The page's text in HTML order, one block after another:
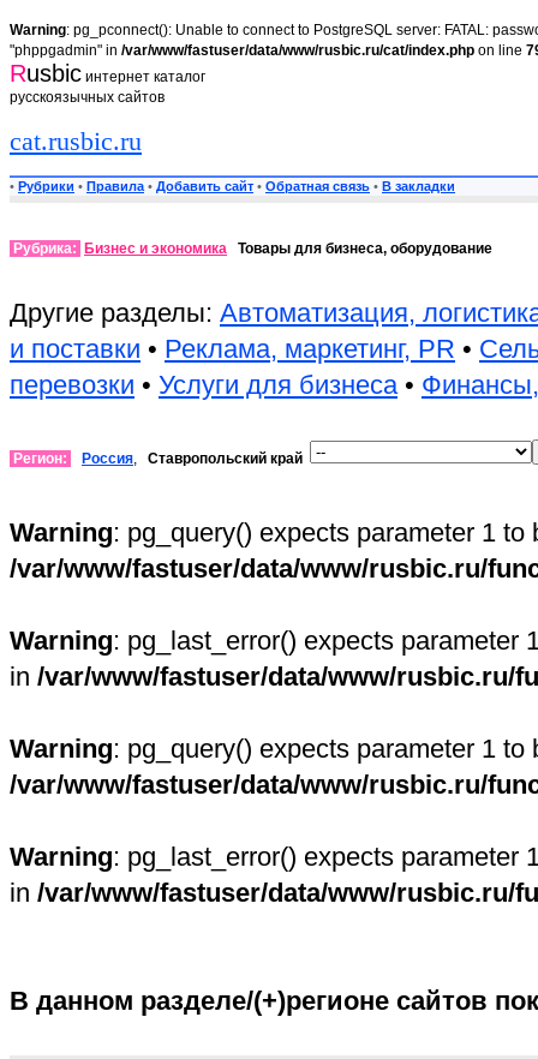
Warning: pg_pconnect(): Unable to connect to PostgreSQL server: FATAL:
"phppgadmin" in /var/www/fastuser/data/www/rusbic.ru/cat/index.php on line
Rusbic интернет каталог
русскоязычных сайтов
cat.rusbic.ru
• Рубрики • Правила • Добавить сайт • Обратная связь • В закладки
Рубрика: Бизнес и экономика Товары для бизнеса, оборудование
Другие разделы: Автоматизация,
и поставки • Реклама, маркетинг, PR •
перевозки • Услуги для бизнеса•
Регион: Россия, Ставропольский край
Warning: pg_query() expects parameter 1
/var/www/fastuser/data/www/rusbic.ru/
Warning: pg_last_error() expects parameter
in /var/www/fastuser/data/www/rusbic.ru/
Warning: pg_query() expects parameter 1
/var/www/fastuser/data/www/rusbic.ru/
Warning: pg_last_error() expects parameter
in /var/www/fastuser/data/www/rusbic.ru/
В данном разделе/(+)регионе сайтов